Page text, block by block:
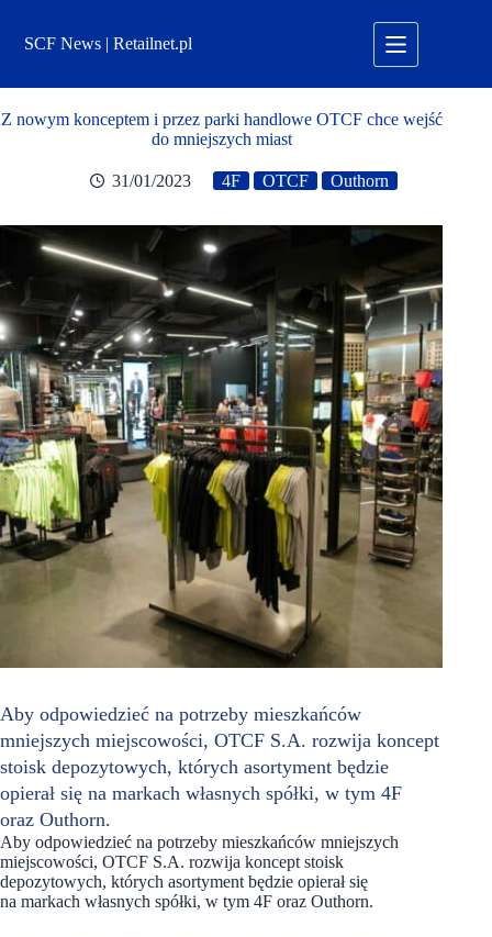
treściSCF News | Retailnet.pl
Z nowym konceptem i przez parki handlowe OTCF chce wejść
do mniejszych miast
31/01/2023 4F OTCF Outhorn
Aby odpowiedzieć na potrzeby mieszkańców
mniejszych miejscowości, OTCF S.A. rozwija koncept
stoisk depozytowych, których asortyment będzie
opierał się na markach własnych spółki, w tym 4F
oraz Outhorn.
Aby odpowiedzieć na potrzeby mieszkańców mniejszych
miejscowości, OTCF S.A. rozwija koncept stoisk
depozytowych, których asortyment będzie opierał się
na markach własnych spółki, w tym 4F oraz Outhorn.